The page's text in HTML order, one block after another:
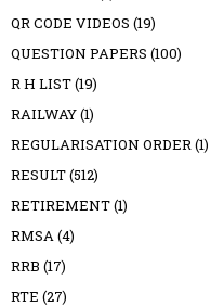
QR CODE VIDEOS (19)
QUESTION PAPERS (100)
R H LIST(19)
RAILWAY(1)
REGULARISATION ORDER(1)
RESULT(512)
RETIREMENT(1)
RMSA(4)
RRB (17)
RTE (27)